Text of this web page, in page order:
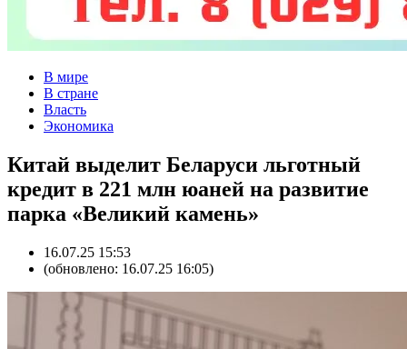
В мире
В стране
Власть
Экономика
Китай выделит Беларуси льготный
кредит в 221 млн юаней на развитие
парка «Великий камень»
16.07.25 15:53
(обновлено: 16.07.25 16:05)